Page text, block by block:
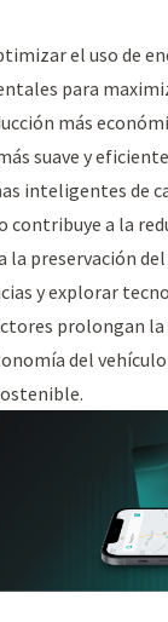
el uso de
para
más
suave y
inteligentes de
contribuye a la
la preservación
y explorar
prolongan la
del